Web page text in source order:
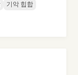
기악 힙합